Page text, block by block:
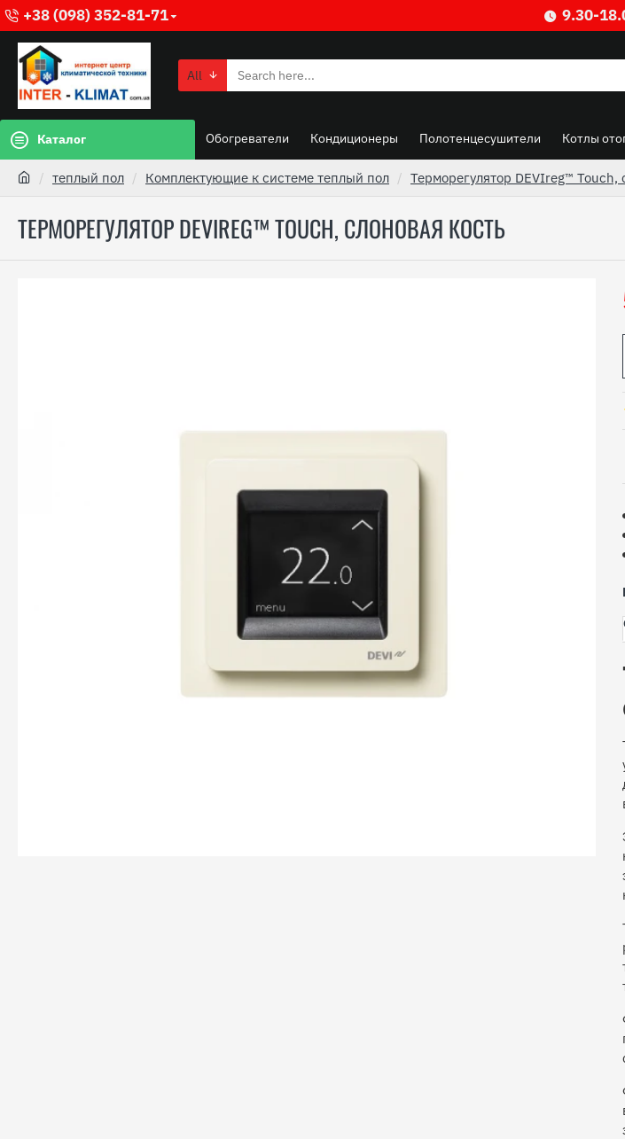
+38 (098) 352-81-71 9.30-
All
Каталог Обогреватели Кондиционеры Полотенцесушители Котлы
теплый пол Комплектующие к системе теплый пол Терморегулятор DEVIreg™ Touch,
ТЕРМОРЕГУЛЯТОР DEVIREG™ TOUCH, СЛОНОВАЯ КОСТЬ